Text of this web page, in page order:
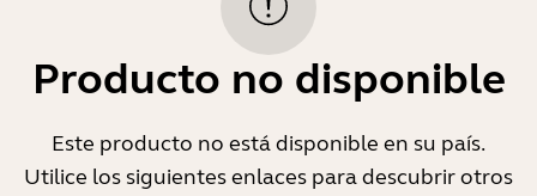
Producto no disponible
Este producto no está disponible en su país.
Utilice los siguientes enlaces para descubrir otros